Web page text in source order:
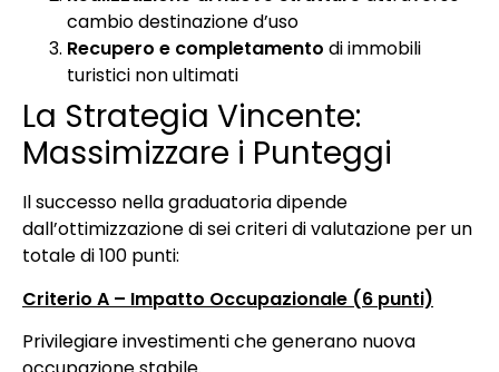
cambio destinazione d’uso
Recupero e completamento di immobili
turistici non ultimati
La Strategia Vincente:
Massimizzare i Punteggi
Il successo nella graduatoria dipende
dall’ottimizzazione di sei criteri di valutazione per un
totale di 100 punti:
Criterio A – Impatto Occupazionale (6 punti)
Privilegiare investimenti che generano nuova